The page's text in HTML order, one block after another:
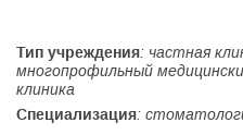
Тип учреждения: частная
многопрофильный
клиника
Специализация: